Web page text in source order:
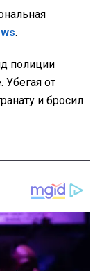
.
полиции
от
и бросил